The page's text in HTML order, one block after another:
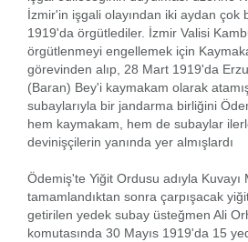
İzmir'in işgali olayından iki aydan çok
1919'da örgütlediler. İzmir Valisi
örgütlenmeyi engellemek için
görevinden alıp, 28 Mart 1919'da
(Baran) Bey'i kaymakam olarak
subaylarıyla bir jandarma birliğini
hem kaymakam, hem de subaylar
devinişçilerin yanında yer almışlardı
Ödemiş'te Yiğit Ordusu adıyla Kuvayı
tamamlandıktan sonra çarpışacak
getirilen yedek subay üsteğmen Ali
komutasında 30 Mayıs 1919'da 15